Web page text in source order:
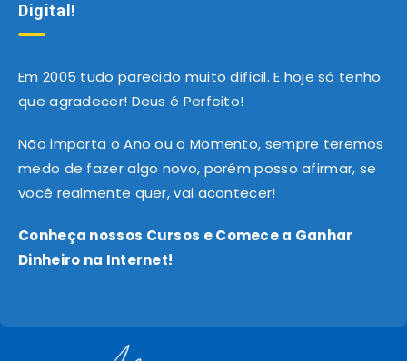
Digital!
Em 2005 tudo parecido muito difícil. E hoje só tenho
que agradecer! Deus é Perfeito!
Não importa o Ano ou o Momento, sempre teremos
medo de fazer algo novo, porém posso afirmar, se
você realmente quer, vai acontecer!
Conheça nossos Cursos e Comece a Ganhar
Dinheiro na Internet!